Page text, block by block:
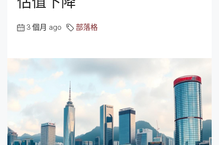
3 個月 ago 部落格